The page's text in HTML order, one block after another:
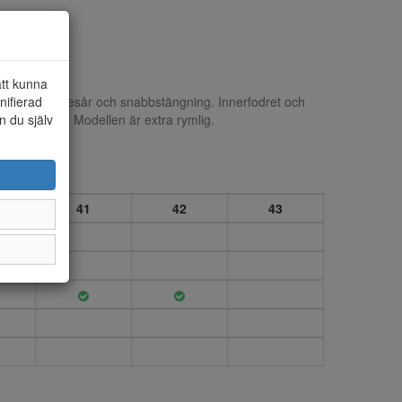
i resår och snabbstängning. Innerfodret och
löstagbar. Modellen är extra rymlig.
41 42 43
kunna
du själv